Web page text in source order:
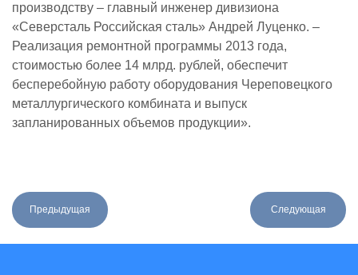
производству – главный инженер дивизиона
«Северсталь Российская сталь» Андрей Луценко. –
Реализация ремонтной программы 2013 года,
стоимостью более 14 млрд. рублей, обеспечит
бесперебойную работу оборудования Череповецкого
металлургического комбината и выпуск
запланированных объемов продукции».
Предыдущая Следующая